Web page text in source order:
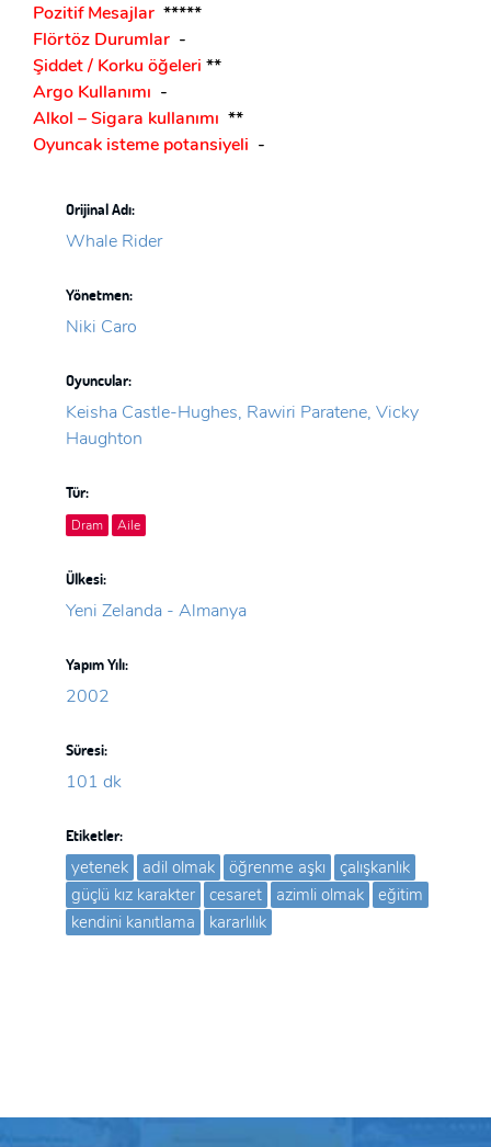
Pozitif Mesajlar *****
Flörtöz Durumlar -
Şiddet / Korku öğeleri **
Argo Kullanımı -
Alkol – Sigara kullanımı **
Oyuncak isteme potansiyeli -
Orijinal Adı:
Whale Rider
Yönetmen:
Niki Caro
Oyuncular:
Keisha Castle-Hughes, Rawiri Paratene, Vicky
Haughton
Tür:
Dram Aile
Ülkesi:
Yeni Zelanda - Almanya
Yapım Yılı:
2002
Süresi:
101 dk
Etiketler:
yetenek adil olmak öğrenme aşkı
çalışkanlık
güçlü kız karakter
cesaret azimli olmak
eğitim
kendini kanıtlama
kararlılık